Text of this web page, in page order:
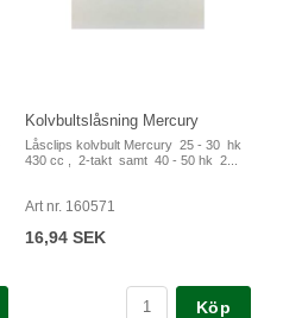
Kolvbultslåsning Mercury
Låsclips kolvbult Mercury 25 - 30 hk
430 cc , 2-takt samt 40 - 50 hk 2...
Art nr. 160571
16,94 SEK
Köp